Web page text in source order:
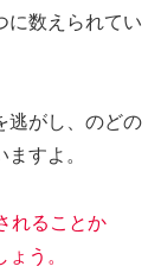
に数えられてい
逃がし、のどの
すよ。
れることか
う。